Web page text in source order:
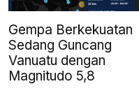
Gempa Berkekuatan
Sedang Guncang
Vanuatu dengan
Magnitudo 5,8